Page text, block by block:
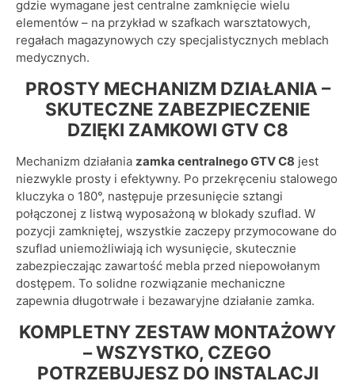
gdzie wymagane jest centralne zamknięcie wielu
elementów – na przykład w szafkach warsztatowych,
regałach magazynowych czy specjalistycznych meblach
medycznych.
PROSTY MECHANIZM DZIAŁANIA –
SKUTECZNE ZABEZPIECZENIE
DZIĘKI ZAMKOWI GTV C8
Mechanizm działania zamka centralnego GTV C8 jest
niezwykle prosty i efektywny. Po przekręceniu stalowego
kluczyka o 180°, następuje przesunięcie sztangi
połączonej z listwą wyposażoną w blokady szuflad. W
pozycji zamkniętej, wszystkie zaczepy przymocowane do
szuflad uniemożliwiają ich wysunięcie, skutecznie
zabezpieczając zawartość mebla przed niepowołanym
dostępem. To solidne rozwiązanie mechaniczne
zapewnia długotrwałe i bezawaryjne działanie zamka.
KOMPLETNY ZESTAW MONTAŻOWY
– WSZYSTKO, CZEGO
POTRZEBUJESZ DO INSTALACJI